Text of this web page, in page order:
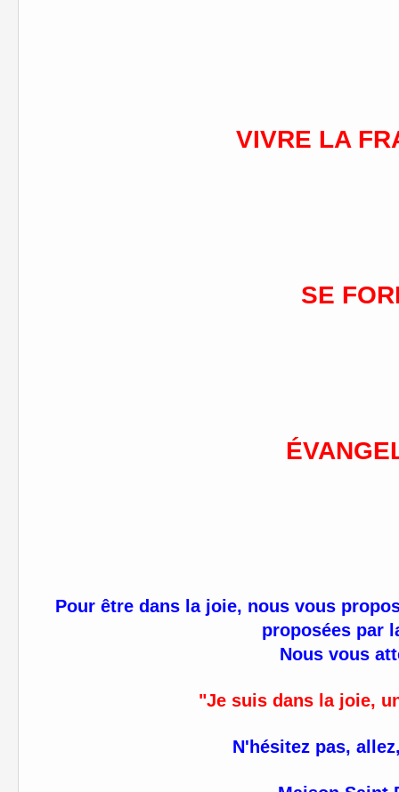
VIVRE LA
SE
É
Pour être dans la joie, nous vous
proposées par
Nous vous
"Je suis dans la joie,
N'hésitez pas,